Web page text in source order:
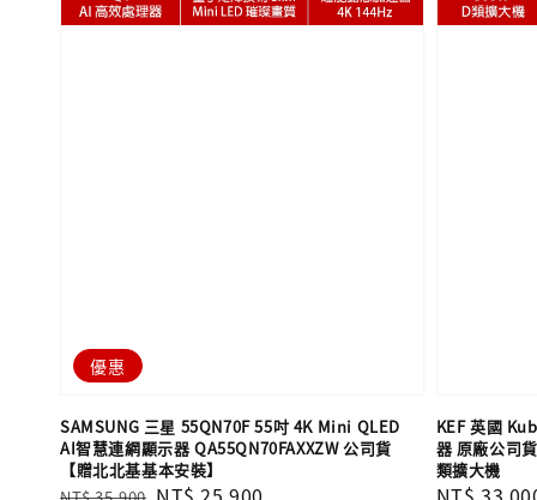
優惠
SAMSUNG 三星 55QN70F 55吋 4K Mini QLED
AI智慧連網顯示器 QA55QN70FAXXZW 公司貨
【贈北北基基本安裝】
KEF 英國
器 原廠公司
類擴大機